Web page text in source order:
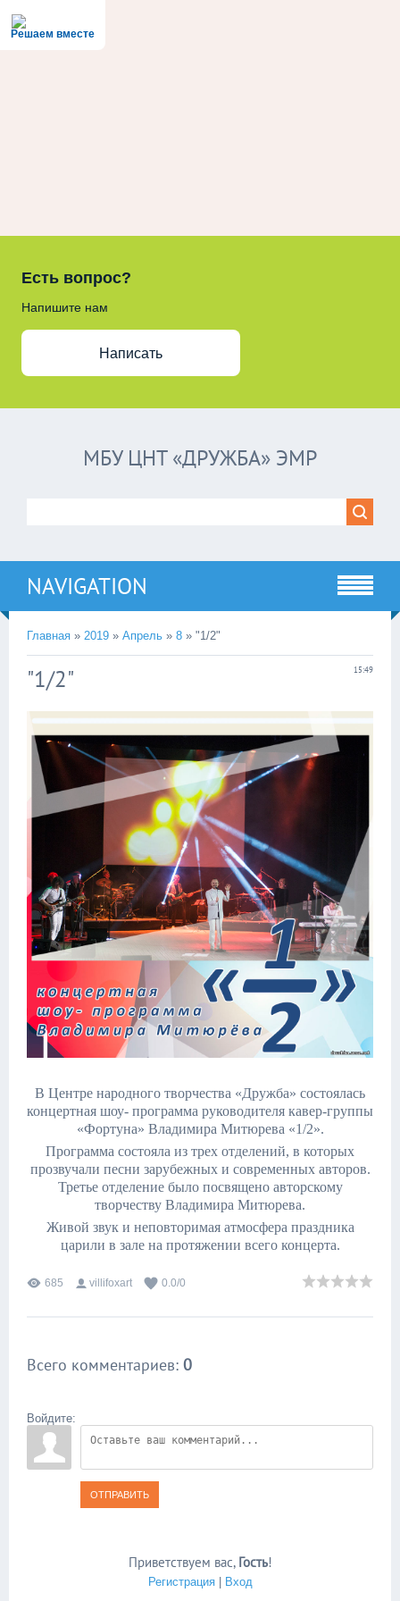
Решаем вместе
Есть вопрос?
Напишите нам
Написать
МБУ ЦНТ «ДРУЖБА» ЭМР
NAVIGATION
Главная » 2019 » Апрель » 8 » "1/2"
15:49
"1/2"
В Центре народного творчества «Дружба» состоялась
концертная шоу- программа руководителя кавер-группы
«Фортуна» Владимира Митюрева «1/2».
Программа состояла из трех отделений, в которых
прозвучали песни зарубежных и современных авторов.
Третье отделение было посвящено авторскому
творчеству Владимира Митюрева.
Живой звук и неповторимая атмосфера праздника
царили в зале на протяжении всего концерта.
685 villifoxart 0.0/0
Всего комментариев: 0
Войдите:
ОТПРАВИТЬ
Приветствуем вас, Гость!
Регистрация| Вход